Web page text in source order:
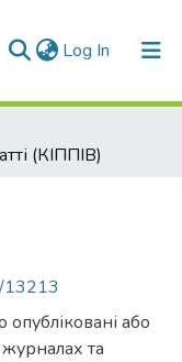
Log In (current)
(КІППІВ)
13213
або
журналах та